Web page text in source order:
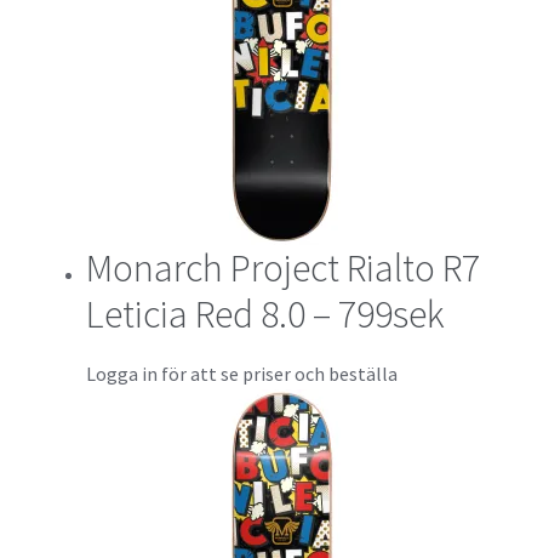
Monarch Project Rialto R7
Leticia Red 8.0 – 799sek
Logga in för att se priser och beställa